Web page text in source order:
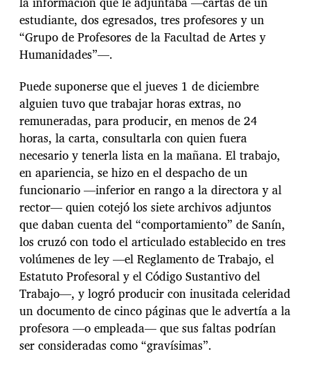
estudiante, dos egresados, tres profesores y un
“Grupo de Profesores de la Facultad de Artes y
Humanidades”—.
Puede suponerse que el jueves 1 de diciembre
alguien tuvo que trabajar horas extras, no
remuneradas, para producir, en menos de 24
horas, la carta, consultarla con quien fuera
necesario y tenerla lista en la mañana. El trabajo,
en apariencia, se hizo en el despacho de un
funcionario —inferior en rango a la directora y al
rector— quien cotejó los siete archivos adjuntos
que daban cuenta del “comportamiento” de Sanín,
los cruzó con todo el articulado establecido en tres
volúmenes de ley —el Reglamento de Trabajo, el
Estatuto Profesoral y el Código Sustantivo del
Trabajo—, y logró producir con inusitada celeridad
un documento de cinco páginas que le advertía a la
profesora —o empleada— que sus faltas podrían
ser consideradas como “gravísimas”.